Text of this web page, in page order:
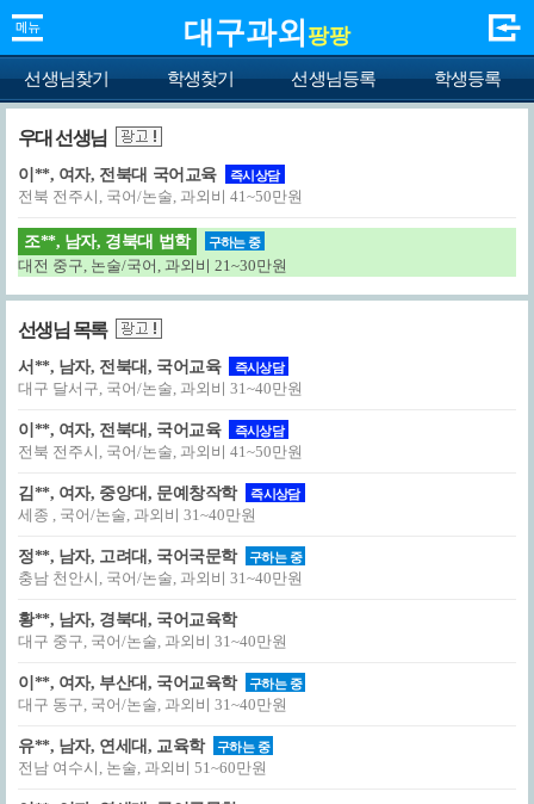
대구과외 팡팡
선생님찾기 학생찾기 선생님등록 학생등록
우대 선생님
이**, 여자, 전북대 국어교육 즉시상담
전북 전주시, 국어/논술, 과외비 41~50만원
조**, 남자, 경북대 법학 구하는 중
대전 중구, 논술/국어, 과외비 21~30만원
선생님 목록
서**, 남자, 전북대, 국어교육 즉시상담
대구 달서구, 국어/논술, 과외비 31~40만원
이**, 여자, 전북대, 국어교육 즉시상담
전북 전주시, 국어/논술, 과외비 41~50만원
김**, 여자, 중앙대, 문예창작학 즉시상담
세종 , 국어/논술, 과외비 31~40만원
정**, 남자, 고려대, 국어국문학 구하는 중
충남 천안시, 국어/논술, 과외비 31~40만원
황**, 남자, 경북대, 국어교육학
대구 중구, 국어/논술, 과외비 31~40만원
이**, 여자, 부산대, 국어교육학 구하는 중
대구 동구, 국어/논술, 과외비 31~40만원
유**, 남자, 연세대, 교육학 구하는 중
전남 여수시, 논술, 과외비 51~60만원